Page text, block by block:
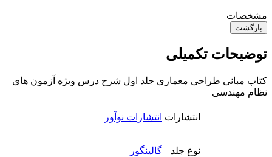
مشخصات
بازگشت
توضیحات تکمیلی
کتاب مبانی طراحی معماری جلد اول شرح درس ویژه آزمون های
نظام مهندسی
انتشارات انتشارات نوآور
نوع جلد گالینگور